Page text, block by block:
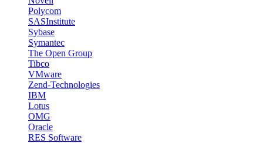
Polycom
SASInstitute
Sybase
Symantec
The Open Group
Tibco
VMware
Zend-Technologies
IBM
Lotus
OMG
Oracle
RES Software